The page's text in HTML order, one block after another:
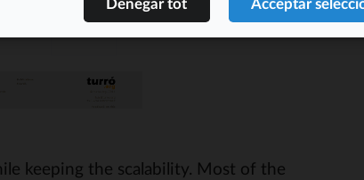
keeping the scalability. Most of the